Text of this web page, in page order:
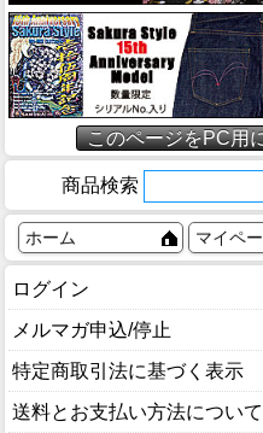
このページをPC用
商品検索
ホーム マイペ
ログイン
メルマガ申込/停止
特定商取引法に基づく表示
送料とお支払い方法について